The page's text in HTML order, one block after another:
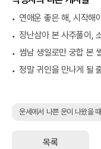
연애운 좋은 해, 시작해
장난삼아 본 사주풀이,
썸남 생일로만 궁합 본
정말 귀인을 만나게 될
운세에서 나쁜 운이 나왔을
목록